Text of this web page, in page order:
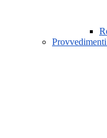
Provvedimenti